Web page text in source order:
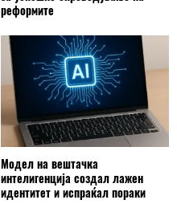
реформите
Модел на вештачка
интелигенција создал лажен
идентитет и испраќал пораки